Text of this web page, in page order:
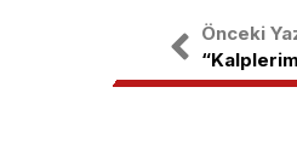
Önceki